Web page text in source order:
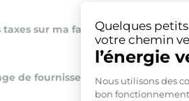
Quelques
votre chemin
l’énergie
Nous utilisons des
bon fonctionnement
taxes sur ma facture d’électricité ?
de fournisseur, l’électricité